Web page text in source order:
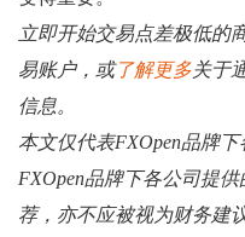
立即开始交易点差极低的
易账户，或了解更多关于
信息。
本文仅代表FXOpen品牌
FXOpen品牌下各公司提
荐，亦不应被视为财务建议